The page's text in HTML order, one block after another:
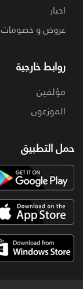
اخبار
عروض و خصومات
روابط خارجية
مؤلفين
الموزعون
حمل التطبيق